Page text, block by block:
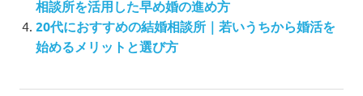
相談所を活用した早め婚の進め方
20代におすすめの結婚相談所｜若いうちから婚活を
始めるメリットと選び方